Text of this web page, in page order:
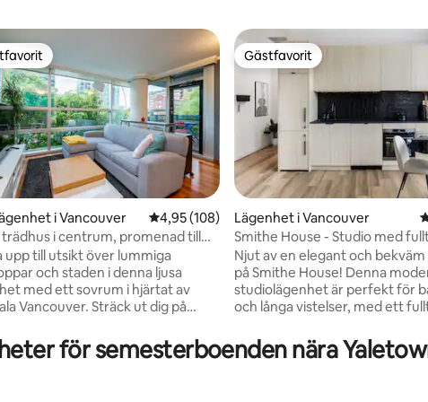
betyg, 154 omdömen
i Vancouver 4,95 av 5 i genomsnittligt betyg, 108
4,95 (108)
trädhus i centrum, promenad till
Bay
upp till utsikt över lummiga
och staden i denna ljusa
med ett sovrum i hjärtat av
Vancouver. Sträck ut dig på
måltid i det fullt utrustade
och koppla sedan av på din privata
Gästfavorit
Gästfavorit
Lägenhet i Vancouver
Smithe House - Studio med
kök - Yaletown
Njut av en elegant och bekväm
på Smithe House! Denna
studiolägenhet är perfekt för
och långa vistelser, med ett
grannskapet Yaletown ligger
några steg från några av
för semesterboenden nära